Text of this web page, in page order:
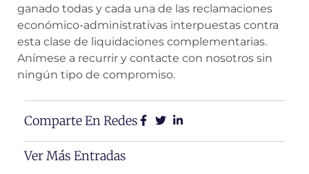
ganado todas y cada una de las reclamaciones
económico-administrativas interpuestas contra
esta clase de liquidaciones complementarias.
Anímese a recurrir y contacte con nosotros sin
ningún tipo de compromiso.
Comparte En Redes
Ver Más Entradas